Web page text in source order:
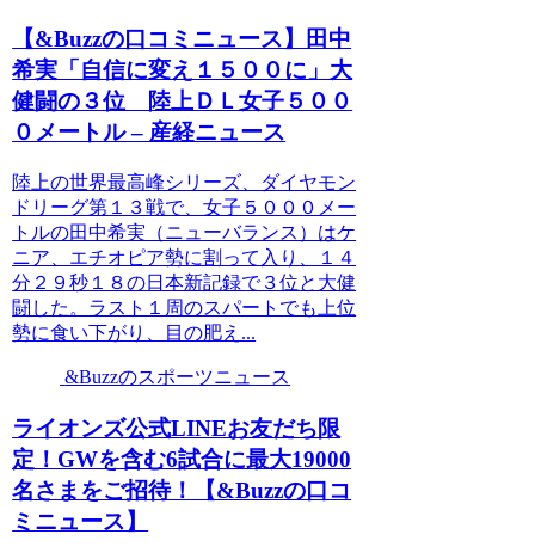
【&Buzzの口コミニュース】田中
希実「自信に変え１５００に」大
健闘の３位 陸上ＤＬ女子５００
０メートル – 産経ニュース
陸上の世界最高峰シリーズ、ダイヤモン
ドリーグ第１３戦で、女子５０００メー
トルの田中希実（ニューバランス）はケ
ニア、エチオピア勢に割って入り、１４
分２９秒１８の日本新記録で３位と大健
闘した。ラスト１周のスパートでも上位
勢に食い下がり、目の肥え...
&Buzzのスポーツニュース
ライオンズ公式LINEお友だち限
定！GWを含む6試合に最大19000
名さまをご招待！【&Buzzの口コ
ミニュース】